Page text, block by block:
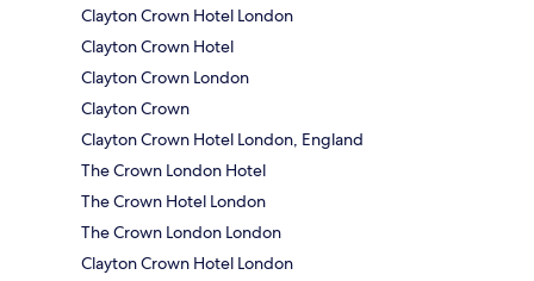
Clayton Crown Hotel London
Clayton Crown Hotel
Clayton Crown London
Clayton Crown
Clayton Crown Hotel London, England
The Crown London Hotel
The Crown Hotel London
The Crown London London
Clayton Crown Hotel London